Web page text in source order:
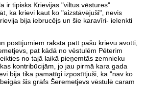
ir tipisks Krievijas "viltus vēstures"
ka krievi kaut ko "aizstāvējuši", nevis
bija iebrucējs un šie karavīri- ielenkti
postījumiem raksta patt pašu krievu avotti,
pat kādā no vēstulēm Pēterim
no tajā laikā pieņemtās zemnieku
kontribūcijām, jo jau pirmā kara gada
bija tika pamatīgi izpostītjuši, ka "nav ko
šis grāfs Šeremetjevs vēstulē caram